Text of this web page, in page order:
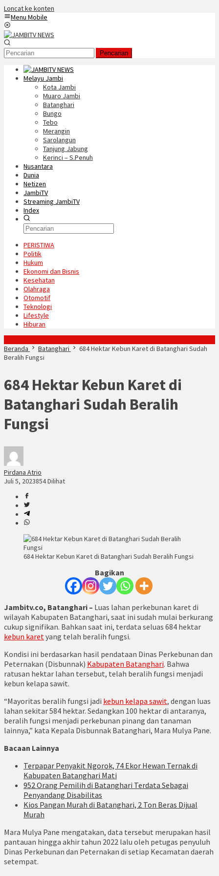
Loncat ke konten
Menu Mobile
Pencarian
Melayu Jambi
Kota Jambi
Muaro Jambi
Batanghari
Bungo
Tebo
Merangin
Sarolangun
Tanjung Jabung
Kerinci – S.Penuh
Nusantara
Dunia
Netizen
JambiTV
Streaming JambiTV
Index
PERISTIWA
Politik
Hukum
Ekonomi dan Bisnis
Kesehatan
Olahraga
Otomotif
Teknologi
Lifestyle
Hiburan
Beranda
Batanghari
684 Hektar Kebun Karet di Batanghari Sudah
Beralih Fungsi
684 Hektar Kebun Karet di
Batanghari Sudah Beralih
Fungsi
Pirdana Atrio
Juli 5, 2023854 Dilihat
684 Hektar Kebun Karet di Batanghari Sudah Beralih Fungsi
Bagikan
Jambitv.co, Batanghari – Luas lahan perkebunan karet di
wilayah Kabupaten Batanghari, saat ini sudah mulai berkurang
cukup signifikan. Bahkan saat ini, terdata seluas 684 hektar
kebun karetyang telah beralih fungsi.
Kondisi ini berdasarkan hasil pendataan Dinas Perkebunan dan
Peternakan (Disbunnak) Kabupaten Batanghari. Bahwa
ratusan hektar lahan tersebut, telah beralih fungsi menjadi
kebun kelapa sawit.
“Mayoritas beralih fungsi jadi kebun kelapa sawit, dengan luas
lahan sekitar 584 hektar. Sedangkan 100 hektar di antaranya,
beralih fungsi menjadi perkebunan pinang dan tanaman
lainnya,” kata Kepala Disbunnak Batanghari, Mara Mulya Pane.
Bacaan Lainnya
Terpapar Penyakit Ngorok, 74 Ekor Hewan Ternak di
Kabupaten Batanghari Mati
952 Orang Pemilih di Batanghari Terdata Sebagai
Penyandang Disabilitas
Kios Pangan Murah di Batanghari, 2 Ton Beras Dijual
Murah
Mara Mulya Pane mengatakan, data tersebut merupakan hasil
pantauan hingga akhir tahun 2022 lalu oleh petugas penyuluh
Dinas Perkebunan dan Peternakan di setiap Kecamatan daerah
setempat.